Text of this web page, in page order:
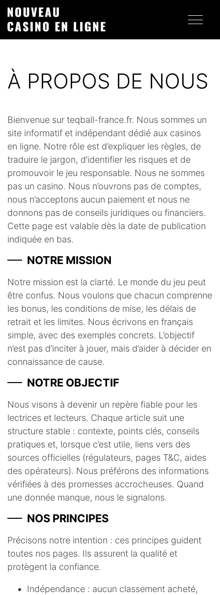
À PROPOS DE NOUS
Bienvenue sur teqball-france.fr. Nous sommes un
site informatif et indépendant dédié aux casinos
en ligne. Notre rôle est d’expliquer les règles, de
traduire le jargon, d’identifier les risques et de
promouvoir le jeu responsable. Nous ne sommes
pas un casino. Nous n’ouvrons pas de comptes,
nous n’acceptons aucun paiement et nous ne
donnons pas de conseils juridiques ou financiers.
Cette page est valable dès la date de publication
indiquée en bas.
NOTRE MISSION
Notre mission est la clarté. Le monde du jeu peut
être confus. Nous voulons que chacun comprenne
les bonus, les conditions de mise, les délais de
retrait et les limites. Nous écrivons en français
simple, avec des exemples concrets. L’objectif
n’est pas d’inciter à jouer, mais d’aider à décider en
connaissance de cause.
NOTRE OBJECTIF
Nous visons à devenir un repère fiable pour les
lectrices et lecteurs. Chaque article suit une
structure stable : contexte, points clés, conseils
pratiques et, lorsque c’est utile, liens vers des
sources officielles (régulateurs, pages T&C, aides
des opérateurs). Nous préférons des informations
vérifiées à des promesses accrocheuses. Quand
une donnée manque, nous le signalons.
NOS PRINCIPES
Précisons notre intention : ces principes guident
toutes nos pages. Ils assurent la qualité et
protègent la confiance.
Indépendance : aucun classement acheté,